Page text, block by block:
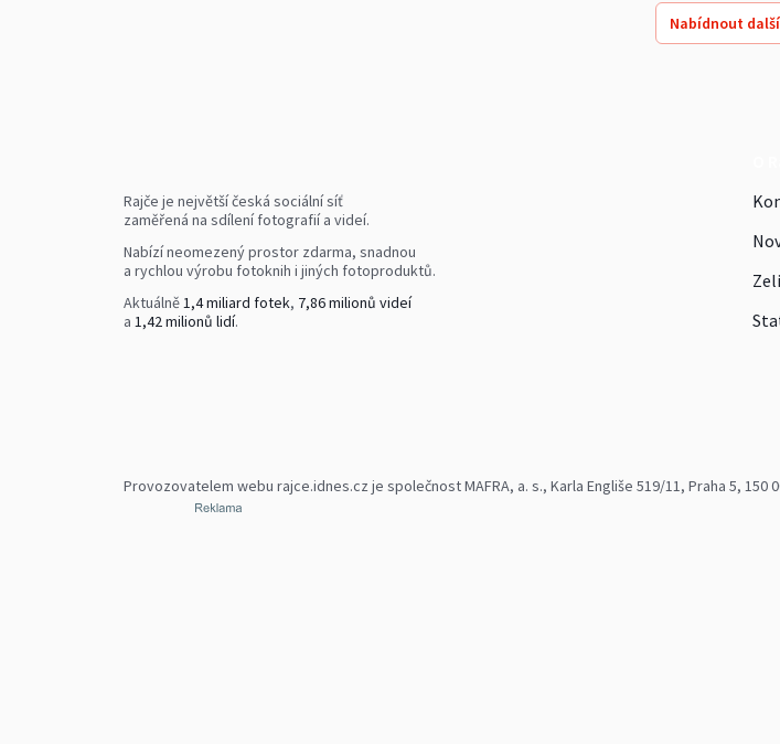
Nabídnout
Rajče je největší česká sociální síť
zaměřená na sdílení fotografií a videí.
Nabízí neomezený prostor zdarma, snadnou
a rychlou výrobu fotoknih i jiných fotoproduktů.
Aktuálně1,4 miliard fotek, 7,86 milionů videí
a 1,42 milionů lidí.
Provozovatelem webu rajce.idnes.cz je společnost MAFRA, a. s., Karla Engliše 519/11, Praha 5, 150